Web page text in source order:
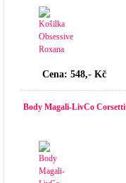
Cena: 548,- Kč
Body Magali-LivCo Corsetti